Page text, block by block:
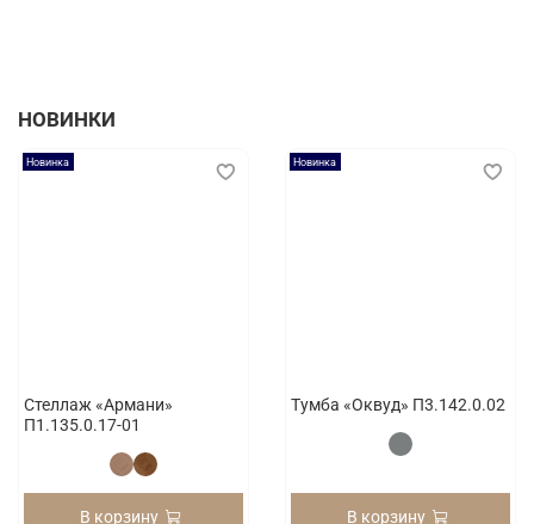
НОВИНКИ
Новинка
Стеллаж «Армани»
П1.135.0.17-01
В корзину
Новинка
Тумба «Оквуд» П3.142.0.02
В корзину